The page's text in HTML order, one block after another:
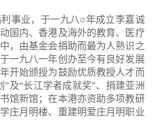
事业，于一九八○年成立李嘉诚
国内、香港及海外的教育、医疗
，由基金会捐助而最为人熟识之
一九八一年创办至今有良好发展
开始颁授为鼓励优质教授人才而
及“长江学者成就奖”、捐建亚洲
馆新馆；在本港亦资助多项教研
庄月明楼、重建明爱庄月明职业